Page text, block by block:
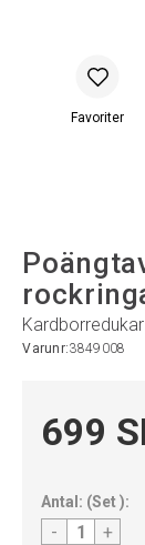
Varunr:3849008
699
Antal: (Set):
- +